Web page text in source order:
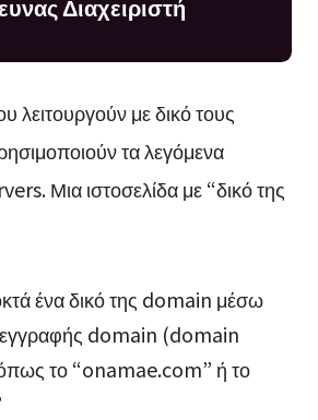
Διαχειριστή
λειτουργούν με δικό τους
τα λεγόμενα
Μια ιστοσελίδα με “δικό της
ένα δικό της domain μέσω
domain (domain
το “onamae.com” ή το